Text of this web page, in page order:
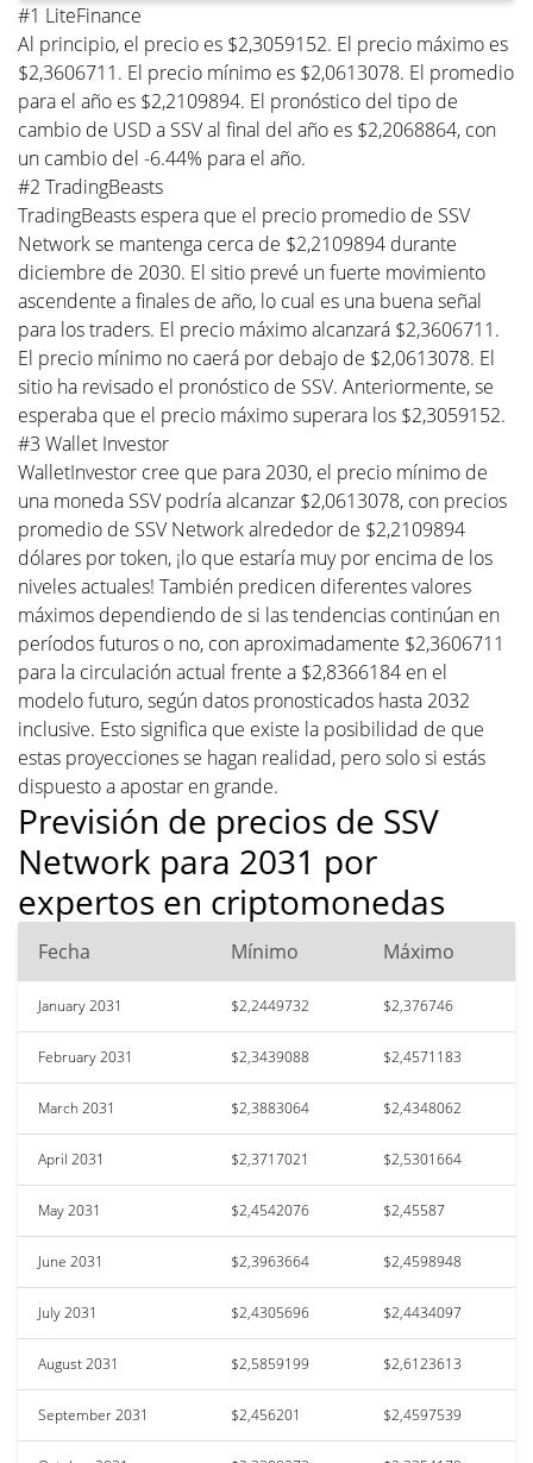
#1 LiteFinance
Al principio, el precio es $2,3059152. El precio máximo es
$2,3606711. El precio mínimo es $2,0613078. El promedio
para el año es $2,2109894. El pronóstico del tipo de
cambio de USD a SSV al final del año es $2,2068864, con
un cambio del -6.44% para el año.
#2 TradingBeasts
TradingBeasts espera que el precio promedio de SSV
Network se mantenga cerca de $2,2109894 durante
diciembre de 2030. El sitio prevé un fuerte movimiento
ascendente a finales de año, lo cual es una buena señal
para los traders. El precio máximo alcanzará $2,3606711.
El precio mínimo no caerá por debajo de $2,0613078. El
sitio ha revisado el pronóstico de SSV. Anteriormente, se
esperaba que el precio máximo superara los $2,3059152.
#3 Wallet Investor
WalletInvestor cree que para 2030, el precio mínimo de
una moneda SSV podría alcanzar $2,0613078, con precios
promedio de SSV Network alrededor de $2,2109894
dólares por token, ¡lo que estaría muy por encima de los
niveles actuales! También predicen diferentes valores
máximos dependiendo de si las tendencias continúan en
períodos futuros o no, con aproximadamente $2,3606711
para la circulación actual frente a $2,8366184 en el
modelo futuro, según datos pronosticados hasta 2032
inclusive. Esto significa que existe la posibilidad de que
estas proyecciones se hagan realidad, pero solo si estás
dispuesto a apostar en grande.
Previsión de precios de SSV
Network para 2031 por
expertos en criptomonedas
Fecha Mínimo Máximo
January 2031 $2,2449732 $2,376746
February 2031 $2,3439088 $2,4571183
March 2031 $2,3883064 $2,4348062
April 2031 $2,3717021 $2,5301664
May 2031 $2,4542076 $2,45587
June 2031 $2,3963664 $2,4598948
July 2031 $2,4305696 $2,4434097
August 2031 $2,5859199 $2,6123613
September 2031 $2,456201 $2,4597539